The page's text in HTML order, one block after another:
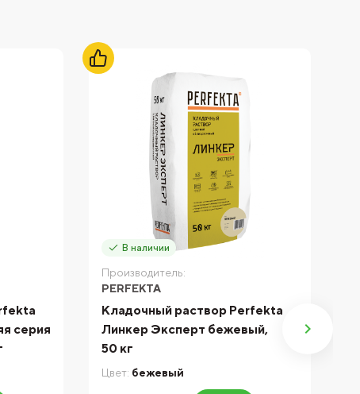
серия
В наличии
Производитель:
PERFEKTA
Кладочный раствор Perfekta
Линкер Эксперт бежевый,
50 кг
Цвет: бежевый